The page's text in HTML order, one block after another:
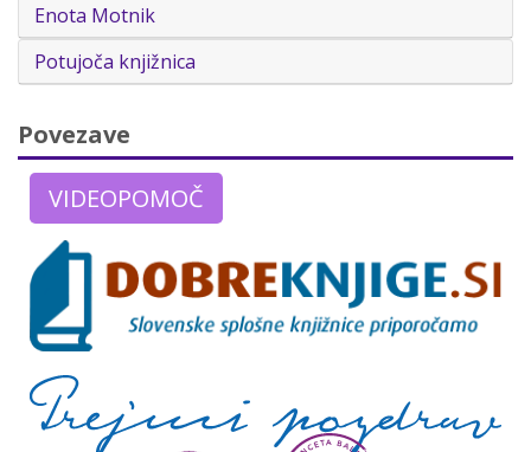
Enota Motnik
Potujoča knjižnica
Povezave
VIDEOPOMOČ